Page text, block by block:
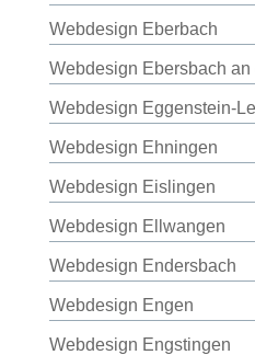
Webdesign Eberbach
Webdesign Ebersbach an
Webdesign Eggenstein-
Webdesign Ehningen
Webdesign Eislingen
Webdesign Ellwangen
Webdesign Endersbach
Webdesign Engen
Webdesign Engstingen